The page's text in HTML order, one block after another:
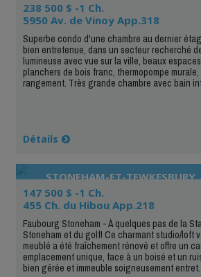
238 500 $ -1 Ch.
5950 Av. de Vinoy App.318
Superbe condo d'une chambre au dernier
bien entretenue, dans un secteur recherché
lumineuse avec vue sur la ville, beaux
planchers de bois franc, thermopompe
rangement. Très grande chambre avec bain
Détails
STONEHAM-ET-TEWKESBURY
147 500 $ -1 Ch.
455 Ch. du Hibou App.218
Faubourg Stoneham - À quelques pas de la
Stoneham et du golf! Ce charmant studio/loft
meublé a été fraîchement rénové et offre un
emplacement unique, face à un boisé et un
bien gérée et immeuble soigneusement